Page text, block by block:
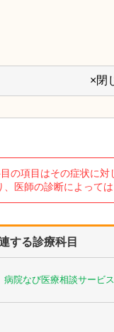
×閉
の項目はその症状に
医師の診断によって
する診療科目
病院なび医療相談サー